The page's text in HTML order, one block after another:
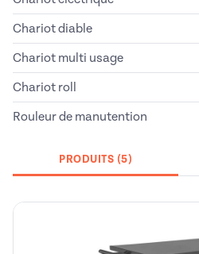
Chariot diable
Chariot multi usage
Chariot roll
Rouleur de manutention
PRODUITS (5)